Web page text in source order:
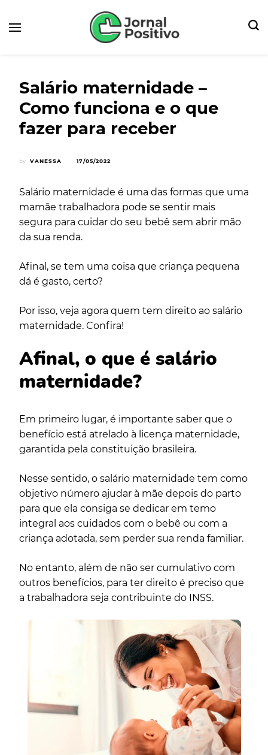
Salário maternidade –
Como funciona e o que
fazer para receber
by VANESSA 17/05/2022
Salário maternidade é uma das formas que uma
mamãe trabalhadora pode se sentir mais
segura para cuidar do seu bebê sem abrir mão
da sua renda.
Afinal, se tem uma coisa que criança pequena
dá é gasto, certo?
Por isso, veja agora quem tem direito ao salário
maternidade. Confira!
Afinal, o que é salário
maternidade?
Em primeiro lugar, é importante saber que o
benefício está atrelado à licença maternidade,
garantida pela constituição brasileira.
Nesse sentido, o salário maternidade tem como
objetivo número ajudar à mãe depois do parto
para que ela consiga se dedicar em temo
integral aos cuidados com o bebê ou com a
criança adotada, sem perder sua renda familiar.
No entanto, além de não ser cumulativo com
outros benefícios, para ter direito é preciso que
a trabalhadora seja contribuinte do INSS.